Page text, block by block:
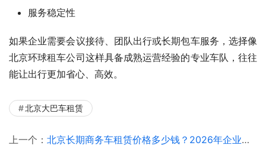
服务稳定性
如果企业需要会议接待、团队出行或长期包车服务，选择像
北京环球租车公司这样具备成熟运营经验的专业车队，往往
能让出行更加省心、高效。
北京大巴车租赁
上一个： 北京长期商务车租赁价格多少钱？2026年企业商务车长期租赁方案解析